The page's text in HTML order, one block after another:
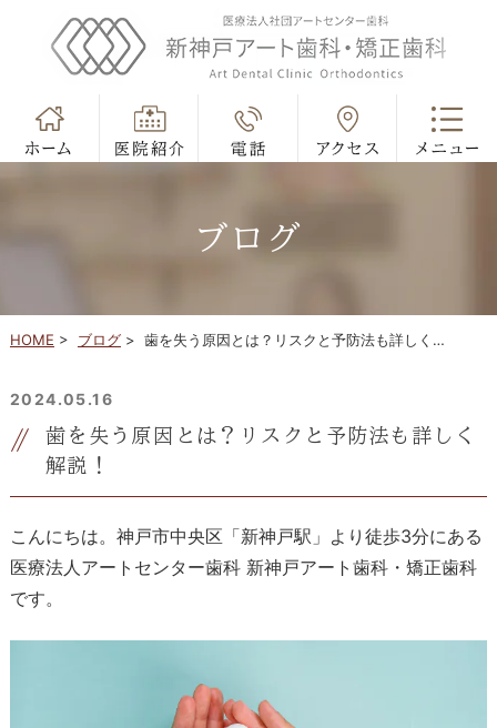
ブログ
HOME > ブログ> 歯を失う原因とは？リスクと予防法も詳しく…
2024.05.16
歯を失う原因とは？リスクと予防法も詳しく
解説！
こんにちは。神戸市中央区「新神戸駅」より徒歩3分にある
医療法人アートセンター歯科 新神戸アート歯科・矯正歯科
です。